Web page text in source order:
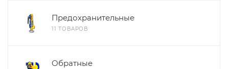
Предохранительные
11 ТОВАРОВ
Обратные